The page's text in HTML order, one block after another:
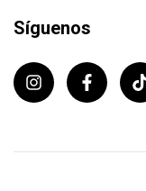
Síguenos